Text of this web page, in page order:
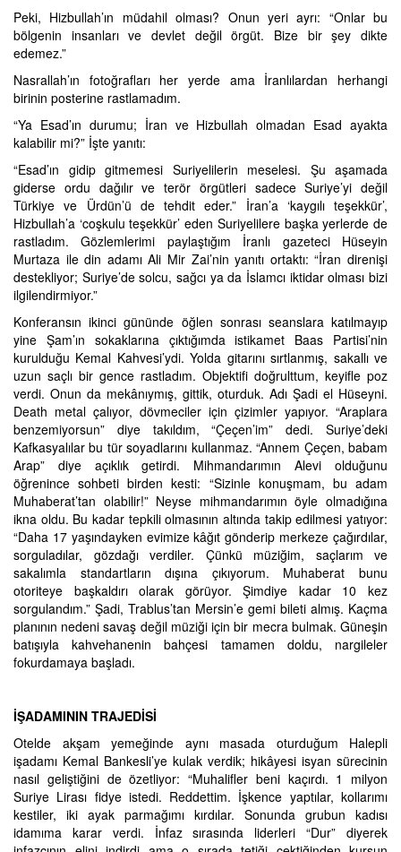
Peki, Hizbullah’ın müdahil olması? Onun yeri ayrı: “Onlar bu
bölgenin insanları ve devlet değil örgüt. Bize bir şey dikte
edemez.”
Nasrallah’ın fotoğrafları her yerde ama İranlılardan herhangi
birinin posterine rastlamadım.
“Ya Esad’ın durumu; İran ve Hizbullah olmadan Esad ayakta
kalabilir mi?” İşte yanıtı:
“Esad’ın gidip gitmemesi Suriyelilerin meselesi. Şu aşamada
giderse ordu dağılır ve terör örgütleri sadece Suriye’yi değil
Türkiye ve Ürdün’ü de tehdit eder.” İran’a ‘kaygılı teşekkür’,
Hizbullah’a ‘coşkulu teşekkür’ eden Suriyelilere başka yerlerde de
rastladım. Gözlemlerimi paylaştığım İranlı gazeteci Hüseyin
Murtaza ile din adamı Ali Mir Zai’nin yanıtı ortaktı: “İran direnişi
destekliyor; Suriye’de solcu, sağcı ya da İslamcı iktidar olması bizi
ilgilendirmiyor.”
Konferansın ikinci gününde öğlen sonrası seanslara katılmayıp
yine Şam’ın sokaklarına çıktığımda istikamet Baas Partisi’nin
kurulduğu Kemal Kahvesi’ydi. Yolda gitarını sırtlanmış, sakallı ve
uzun saçlı bir gence rastladım. Objektifi doğrulttum, keyifle poz
verdi. Onun da mekânıymış, gittik, oturduk. Adı Şadi el Hüseyni.
Death metal çalıyor, dövmeciler için çizimler yapıyor. “Araplara
benzemiyorsun” diye takıldım, “Çeçen’im” dedi. Suriye’deki
Kafkasyalılar bu tür soyadlarını kullanmaz. “Annem Çeçen, babam
Arap” diye açıklık getirdi. Mihmandarımın Alevi olduğunu
öğrenince sohbeti birden kesti: “Sizinle konuşmam, bu adam
Muhaberat’tan olabilir!” Neyse mihmandarımın öyle olmadığına
ikna oldu. Bu kadar tepkili olmasının altında takip edilmesi yatıyor:
“Daha 17 yaşındayken evimize kâğıt gönderip merkeze çağırdılar,
sorguladılar, gözdağı verdiler. Çünkü müziğim, saçlarım ve
sakalımla standartların dışına çıkıyorum. Muhaberat bunu
otoriteye başkaldırı olarak görüyor. Şimdiye kadar 10 kez
sorgulandım.” Şadi, Trablus’tan Mersin’e gemi bileti almış. Kaçma
planının nedeni savaş değil müziği için bir mecra bulmak. Güneşin
batışıyla kahvehanenin bahçesi tamamen doldu, nargileler
fokurdamaya başladı.
İŞADAMININ TRAJEDİSİ
Otelde akşam yemeğinde aynı masada oturduğum Halepli
işadamı Kemal Bankesli’ye kulak verdik; hikâyesi isyan sürecinin
nasıl geliştiğini de özetliyor: “Muhalifler beni kaçırdı. 1 milyon
Suriye Lirası fidye istedi. Reddettim. İşkence yaptılar, kollarımı
kestiler, iki ayak parmağımı kırdılar. Sonunda grubun kadısı
idamıma karar verdi. İnfaz sırasında liderleri “Dur” diyerek